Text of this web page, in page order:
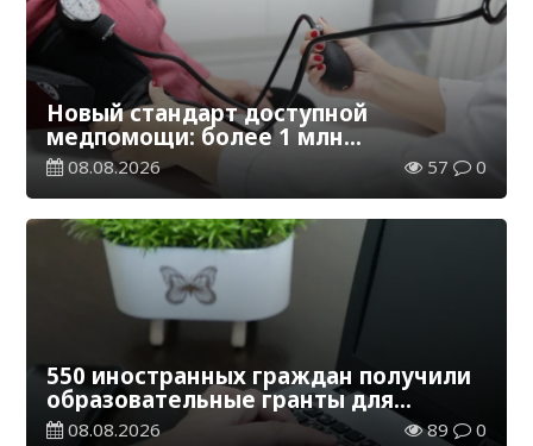
Новый стандарт доступной
медпомощи: более 1 млн
казахстанцев получили
телемедицинские услуги
08.08.2026 57 0
550 иностранных граждан получили
образовательные гранты для
обучения в Казахстане
08.08.2026 89 0